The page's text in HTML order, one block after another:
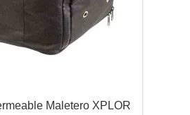
Maletero XPLOR